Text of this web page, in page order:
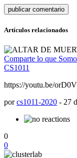
Artículos relacionados
Comparte lo que
CS1011
https://youtu.be/
porcs1011-2020 - 27
0
0